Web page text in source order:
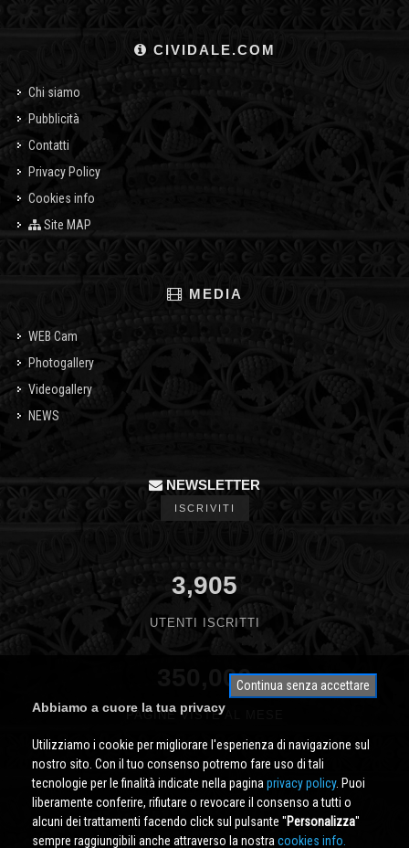
CIVIDALE.COM
Chi siamo
Pubblicità
Contatti
Privacy Policy
Cookies info
Site MAP
MEDIA
WEB Cam
Photogallery
Videogallery
NEWS
NEWSLETTER
ISCRIVITI
3,905
UTENTI ISCRITTI
350,000
PAGINE VISTE AL MESE
Continua senza accettare
Abbiamo a cuore la tua privacy
Utilizziamo i cookie per migliorare l'esperienza di navigazione sul
nostro sito. Con il tuo consenso potremo fare uso di tali
tecnologie per le finalità indicate nella pagina privacy policy. Puoi
liberamente conferire, rifiutare o revocare il consenso a tutti o
alcuni dei trattamenti facendo click sul pulsante ''Personalizza''
sempre raggiungibili anche attraverso la nostra cookies info.